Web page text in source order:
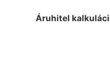
Áruhitel